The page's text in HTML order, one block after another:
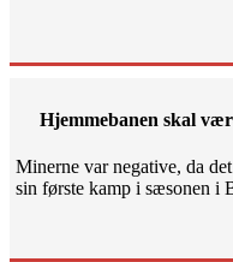
Hjemmebanen skal
Minerne var negative, da
sin første kamp i sæsonen i